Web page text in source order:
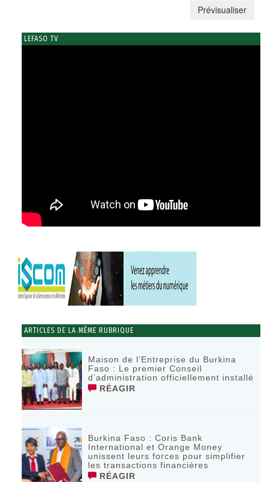
LEFASO TV
ARTICLES DE LA MÊME RUBRIQUE
Maison de l’Entreprise du Burkina
Faso : Le premier Conseil
d’administration officiellement installé
RÉAGIR
Burkina Faso : Coris Bank
International et Orange Money
unissent leurs forces pour simplifier
les transactions financières
RÉAGIR